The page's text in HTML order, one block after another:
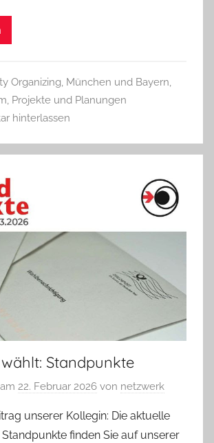
Organizing, München und Bayern,
, Projekte und Planungen
hinterlassen
Standpunkte
22. Februar 2026 von netzwerk
unserer Kollegin: Die aktuelle
finden Sie auf unserer